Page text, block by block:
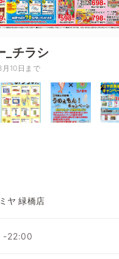
_チラシ
10日まで
ヤ 緑橋店
-22:00